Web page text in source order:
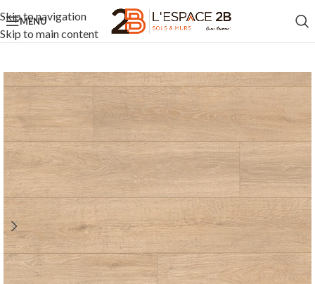
Skip to navigation
Skip to main content
MENU